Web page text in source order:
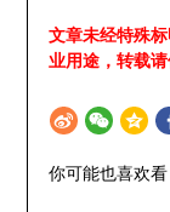
文章未经特殊
业用途，转载
你可能也喜欢看